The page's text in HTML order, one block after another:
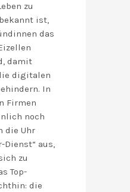
zu
ist,
das
damit
digitalen
In
Firmen
noch
die Uhr
Dienst“ aus,
zu
Top-
die